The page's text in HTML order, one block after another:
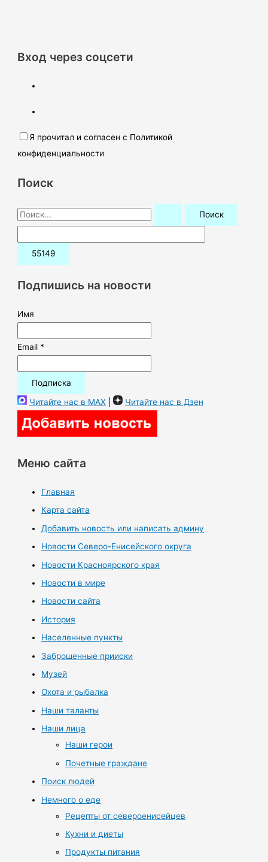
Вход через соцсети
Я прочитал и согласен с Политикой
конфиденциальности
Поиск
П
о
и
:Подпишись на новости
Имя
Email *
Читайте нас в MAX | Читайте нас в Дзен
Меню сайта
Главная
Карта сайта
Добавить новость или написать админу
Новости Северо-Енисейского округа
Новости Красноярского края
Новости в мире
Новости сайта
История
Населенные пункты
Заброшенные прииски
Музей
Охота и рыбалка
Наши таланты
Наши лица
Наши герои
Почетные граждане
Поиск людей
Немного о еде
Рецепты от североенисейцев
Кухни и диеты
Продукты питания